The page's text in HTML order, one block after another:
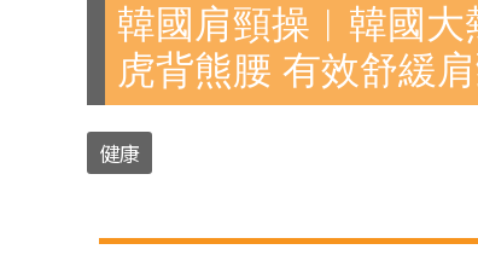
韓國肩頸操︱韓國
虎背熊腰 有效舒緩
健康